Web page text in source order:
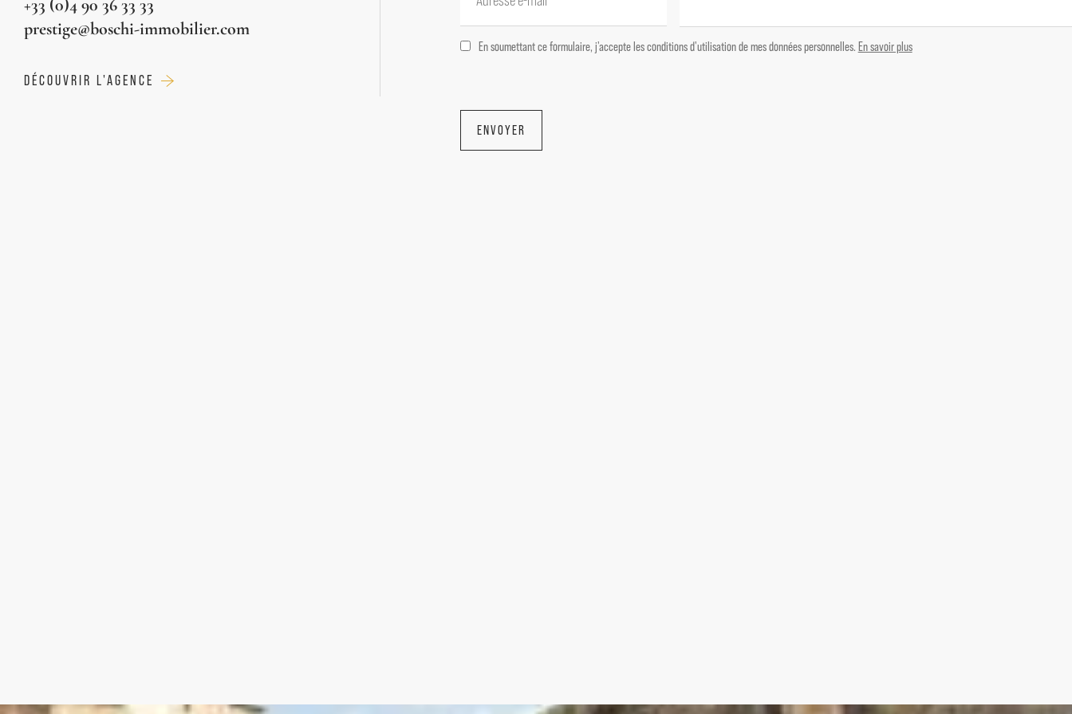
Palier 7 m²
Chambre avec placard + salle d'eau 16 m²
---Garage 40,5 m²
+33 (0)4 90 36 33 33
prestige@boschi-immobilier.com
DÉCOUVRIR L'AGENCE
En soumettant ce formulaire, j'accepte les conditions d'utilisation de mes données personnelles. En savoir plus
ENVOYER